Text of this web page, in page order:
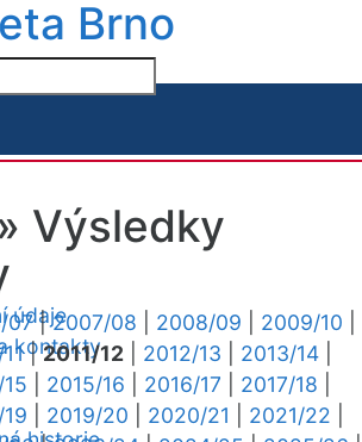
Brno
údaje
kontakty
Výsledky
07|2007/08 2008/09 2009/10
|2011/12 2012/13 2013/14
2015/16 2016/17 2017/18
2019/20 2020/21 2021/22